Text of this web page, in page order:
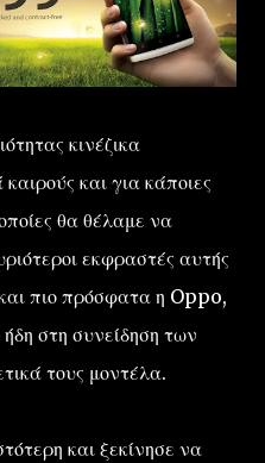
κινέζικα
και για κάποιες
θα θέλαμε να
εκφραστές αυτής
πιο πρόσφατα η Oppo,
στη συνείδηση των
τους μοντέλα.
και ξεκίνησε να